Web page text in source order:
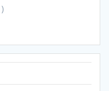
1